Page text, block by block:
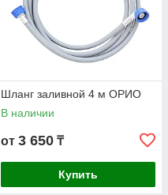
Шланг заливной 4 м ОРИО
В наличии
от 3 650 ₸
Купить